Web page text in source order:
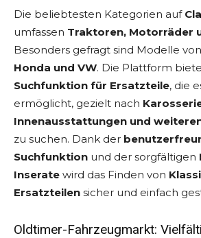
Die beliebtesten Kategorien auf
umfassen Traktoren, Motorräder
Besonders gefragt sind Modelle von
Honda und VW. Die Plattform
Suchfunktion für Ersatzteile, die
ermöglicht, gezielt nach
Innenausstattungen und
zu suchen. Dank der
Suchfunktion und der sorgfältigen
Inserate wird das Finden von
Ersatzteilen sicher und einfach
Oldtimer-Fahrzeugmarkt: